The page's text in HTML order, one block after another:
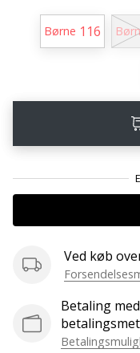
Weplayvolleyball
affiliate
du
blog,
administrerer
en
side
diskussionsforum?
Lad
dem
Børne 116
Ved køb
Betaling